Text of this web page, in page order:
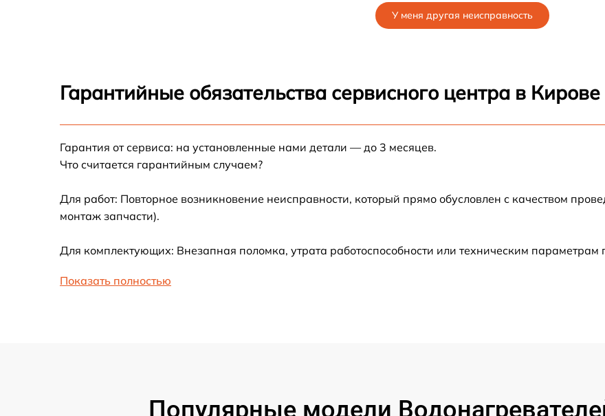
Ремонт электропроводки
(восстановление)
от 60 мин
У меня другая неисправность
Гарантийные обязательства сервисного центра в Кирове
Гарантия от сервиса: на установленные нами детали — до 3 месяцев.
Что считается гарантийным случаем?
Для работ: Повторное возникновение неисправности, который прямо обусловлен с качеством
монтаж запчасти).
Для комплектующих: Внезапная поломка, утрата работоспособности или техническим
Показать полностью
Популярные модели